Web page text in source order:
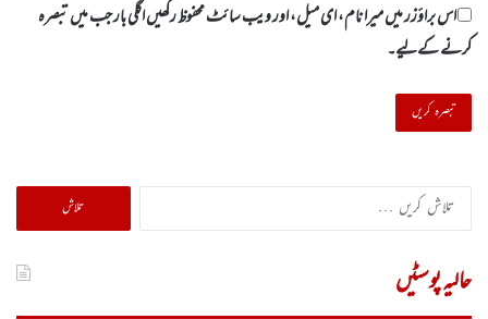
اس براؤزر میں میرا نام، ای میل، اور ویب سائٹ محفوظ رکھیں اگلی بار جب میں تبصرہ
کرنے کےلیے۔
تلاش
کریں
حالیہ پوسٹیں